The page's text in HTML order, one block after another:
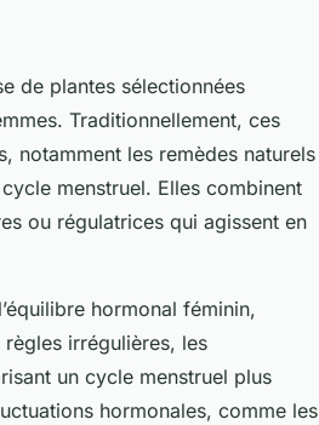
de plantes sélectionnées
Traditionnellement, ces
notamment les remèdes naturels
menstruel. Elles combinent
ou régulatrices qui agissent en
hormonal féminin,
irrégulières, les
un cycle menstruel plus
hormonales, comme les